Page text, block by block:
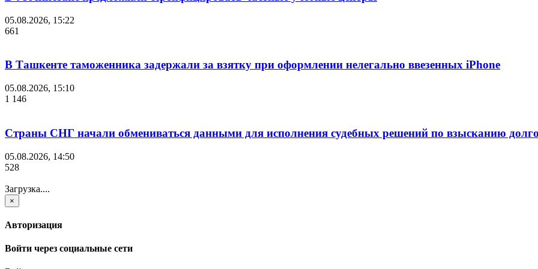
05.08.2026, 15:22
661
В Ташкенте таможенника задержали за взятку при оформлении нелегально ввезенных iPhone
05.08.2026, 15:10
1 146
Страны СНГ начали обмениваться данными для исполнения судебных решений по взысканию
05.08.2026, 14:50
528
Загрузка....
×
Авторизация
Войти через социальные сети